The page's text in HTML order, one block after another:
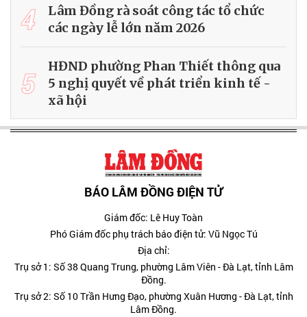
4
Lâm Đồng rà soát công tác tổ chức
các ngày lễ lớn năm 2026
5
HĐND phường Phan Thiết thông qua
5 nghị quyết về phát triển kinh tế -
xã hội
BÁO LÂM ĐỒNG ĐIỆN TỬ
Giám đốc: Lê Huy Toàn
Phó Giám đốc phụ trách báo điện tử: Vũ Ngọc Tú
Địa chỉ:
Trụ sở 1: Số 38 Quang Trung, phường Lâm Viên - Đà Lạt, tỉnh Lâm
Đồng.
Trụ sở 2: Số 10 Trần Hưng Đạo, phường Xuân Hương - Đà Lạt, tỉnh
Lâm Đồng.